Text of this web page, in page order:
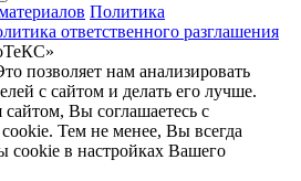
Политика
ответственного разглашения
позволяет нам анализировать
с сайтом и делать его лучше.
Вы соглашаетесь с
Тем не менее, Вы всегда
cookie в настройках Вашего